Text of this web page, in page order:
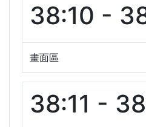
38:10 -
畫面區
38:11 -